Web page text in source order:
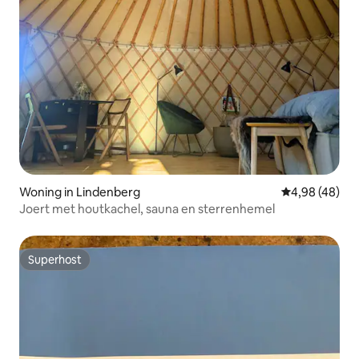
Woning in Lindenberg Gemiddelde
4,98 (48)
Joert met houtkachel, sauna en sterrenhemel
Superhost
Superhost